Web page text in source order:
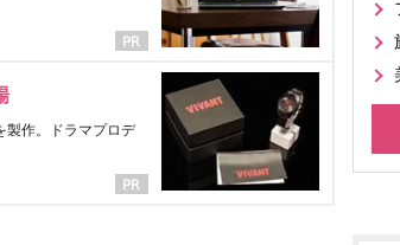
製作。ドラマプロデ